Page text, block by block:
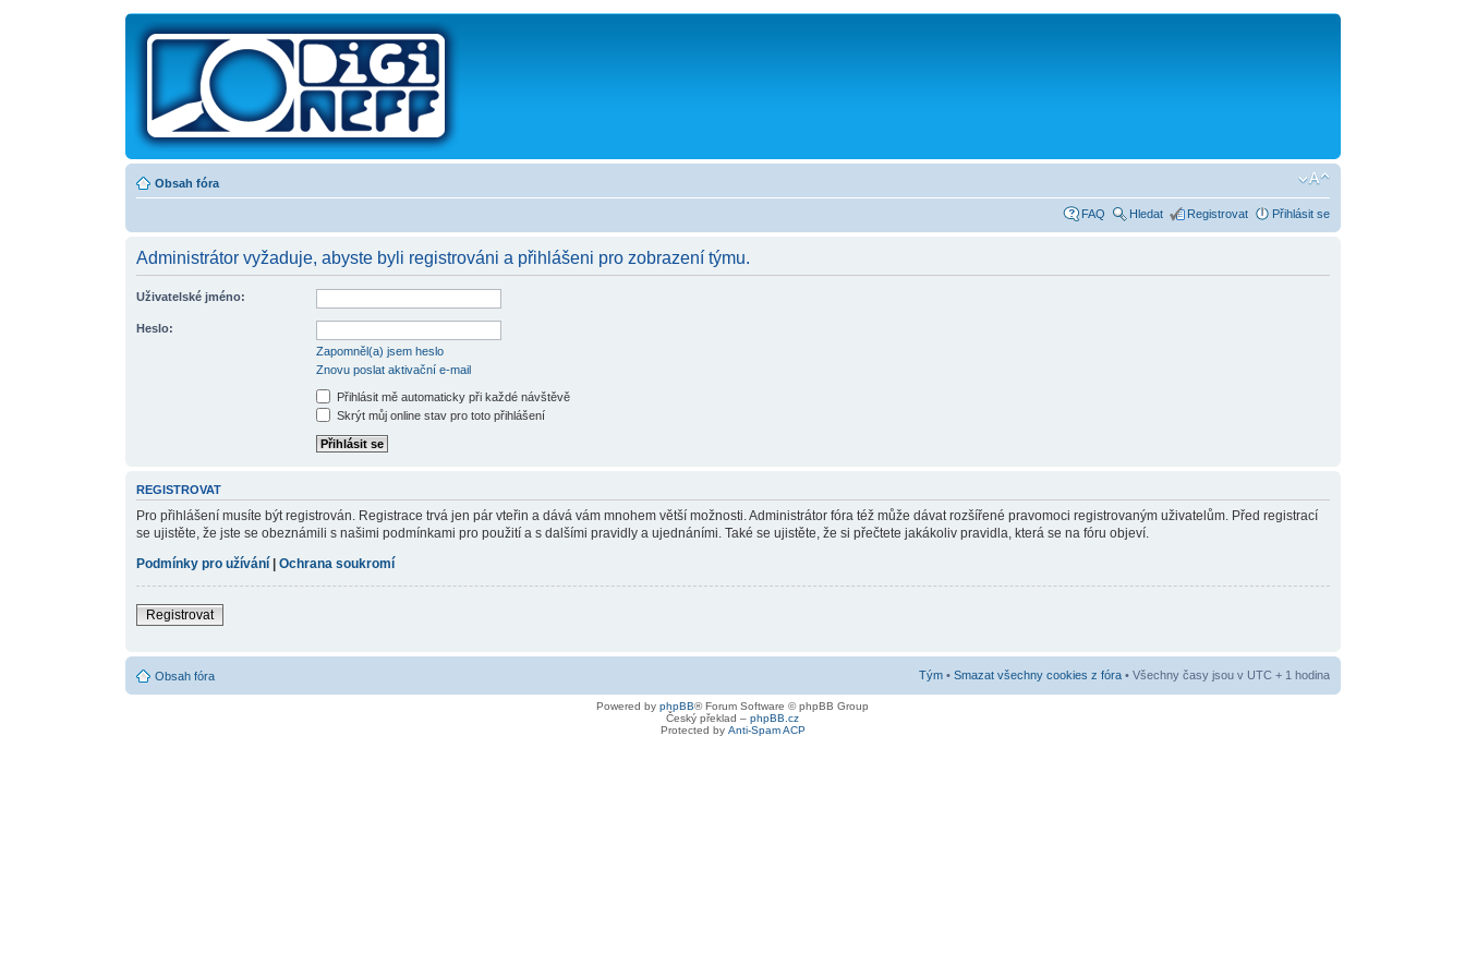
Obsah fóra
FAQ Hledat Registrovat Přihlásit se
Administrátor vyžaduje, abyste byli registrováni a přihlášeni pro zobrazení týmu.
Uživatelské jméno:
Heslo:
Zapomněl(a) jsem heslo
Znovu poslat aktivační e-mail
Přihlásit mě automaticky při každé návštěvě
Skrýt můj online stav pro toto přihlášení
REGISTROVAT
Pro přihlášení musíte být registrován. Registrace trvá jen pár vteřin a dává vám mnohem větší možnosti. Administrátor fóra též může dávat rozšířené pravomoci registrovaným uživatelům. Před registrací
se ujistěte, že jste se obeznámili s našimi podmínkami pro použití a s dalšími pravidly a ujednáními. Také se ujistěte, že si přečtete jakákoliv pravidla, která se na fóru objeví.
Podmínky pro užívání| Ochrana soukromí
Registrovat
Obsah fóra Tým• Smazat všechny cookies z fóra• Všechny časy jsou v UTC + 1 hodina
Powered by phpBB® Forum Software © phpBB Group
Český překlad – phpBB.cz
Protected by Anti-Spam ACP